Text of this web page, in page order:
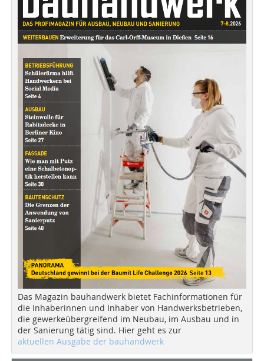
Das Magazin bauhandwerk bietet Fachinformationen für
die Inhaberinnen und Inhaber von Handwerksbetrieben,
die gewerkeübergreifend im Neubau, im Ausbau und in
der Sanierung tätig sind. Hier geht es zur
aktuellen Ausgabe der bauhandwerk